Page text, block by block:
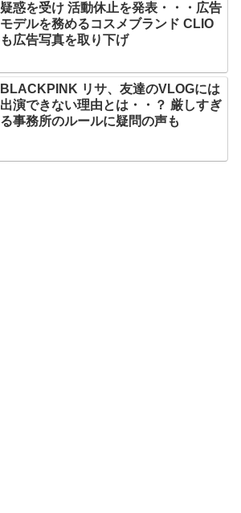
疑惑を受け 活動休止を発表・・・広告
モデルを務めるコスメブランド CLIO
も広告写真を取り下げ
BLACKPINK リサ、友達のVLOGには
出演できない理由とは・・？ 厳しすぎ
る事務所のルールに疑問の声も